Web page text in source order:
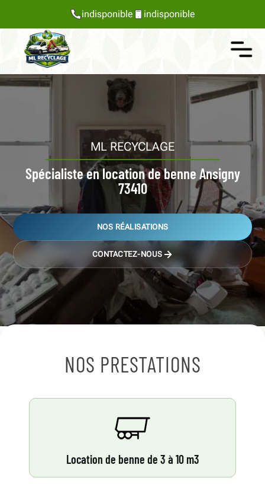
indisponible indisponible
ML RECYCLAGE
Spécialiste en location de benne Ansigny
73410
NOS RÉALISATIONS
CONTACTEZ-NOUS
NOS PRESTATIONS
Location de benne de 3 à 10 m3